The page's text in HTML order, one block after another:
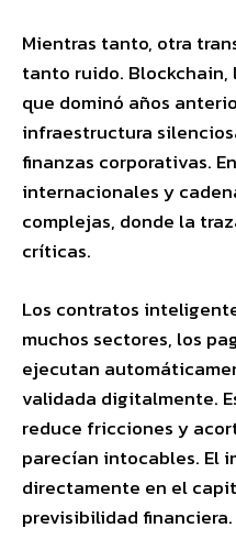
Mientras tanto, otra
tanto ruido.
que dominó años
infraestructura
finanzas corporativas.
internacionales y
complejas, donde la
críticas.
Los contratos
muchos sectores, los
ejecutan
validada digitalmente.
reduce fricciones y
parecían intocables. El
directamente en el
previsibilidad financiera.